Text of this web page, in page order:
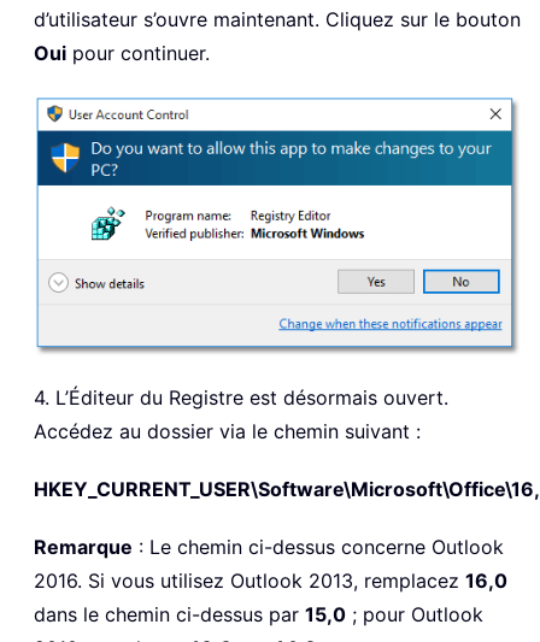
d’utilisateur s’ouvre maintenant. Cliquez sur le bouton
Oui pour continuer.
4. L’Éditeur du Registre est désormais ouvert.
Accédez au dossier via le chemin suivant :
Remarque : Le chemin ci-dessus concerne Outlook
2016. Si vous utilisez Outlook 2013, remplacez 16,0
dans le chemin ci-dessus par 15,0 ; pour Outlook